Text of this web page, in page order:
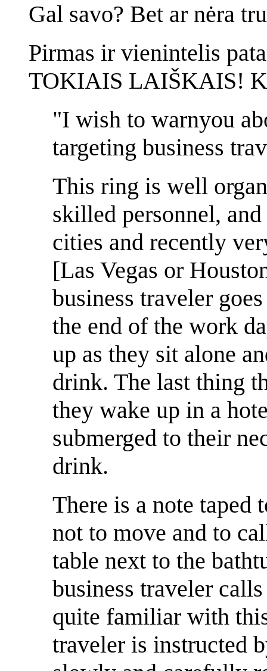
Gal savo? Bet ar nėra
Pirmas ir vienintelis
TOKIAIS LAIŠKAIS!
"I wish to warnyou
targeting business
This ring is well
skilled personnel,
cities and recently
[Las Vegas or
business traveler
the end of the work
up as they sit alone
drink. The last thing
they wake up in a
submerged to their
drink.
There is a note
not to move and to
table next to the
business traveler
quite familiar with
traveler is instructed